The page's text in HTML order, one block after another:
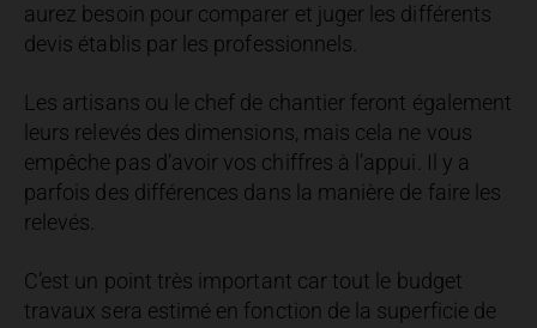
aurez besoin pour comparer et juger les différents
devis établis par les professionnels.
Les artisans ou le chef de chantier feront également
leurs relevés des dimensions, mais cela ne vous
empêche pas d’avoir vos chiffres à l’appui. Il y a
parfois des différences dans la manière de faire les
relevés.
C’est un point très important car tout le budget
travaux sera estimé en fonction de la superficie de